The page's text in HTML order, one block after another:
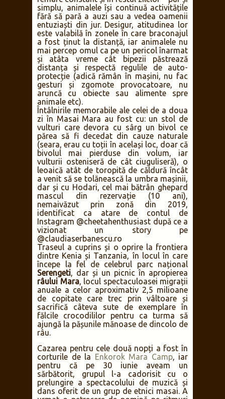
foarte repede unde sunt animalele mai
dificil de reperat și ce fac ele pe acolo.
Astfel, ne-am deplasat imediat acolo
unde un leu curta asiduu o leoaică fără să
se sinchisească că erau înconjurați de
mașini pline cu turiști care filmau și
fotografiau frenetic. A fost prima dată
când am observat această indiferență a
sălbăticiunilor la prezența mașinilor cu
oameni în habitatul lor, pe care urma să o
remarc constant și în restul zilelor – pur și
simplu, animalele își continuă activitățile
fără să pară a auzi sau a vedea oamenii
entuziaști din jur. Desigur, atitudinea lor
este valabilă în zonele în care braconajul
a fost ținut la distanță, iar animalele nu
mai percep omul ca pe un pericol înarmat
și atâta vreme cât bipezii păstrează
distanța și respectă regulile de auto-
protecție (adică rămân în mașini, nu fac
gesturi și zgomote provocatoare, nu
aruncă cu obiecte sau alimente spre
animale etc).
Întâlnirile memorabile ale celei de a doua
zi în Masai Mara au fost cu: un stol de
vulturi care devora cu sârg un bivol ce
părea să fi decedat din cauze naturale
(seara, erau cu toții în același loc, doar că
bivolul mai pierduse din volum, iar
vulturii osteniseră de cât ciuguliseră), o
leoaică atât de toropită de căldură încât
a venit să se tolănească la umbra mașinii,
dar și cu Hodari, cel mai bătrân ghepard
mascul din rezervație (10 ani),
nemaivăzut prin zonă din 2019,
identificat ca atare de contul de
Instagram @cheetahenthusiast după ce a
vizionat un story pe
@claudiaserbanescu.ro
Traseul a cuprins și o oprire la frontiera
dintre Kenia și Tanzania, în locul în care
începe la fel de celebrul parc național
Serengeti, dar și un picnic în apropierea
râului Mara , locul spectaculoasei migrații
anuale a celor aproximativ 2,5 milioane
de copitate care trec prin vâltoare și
sacrifică câteva sute de exemplare în